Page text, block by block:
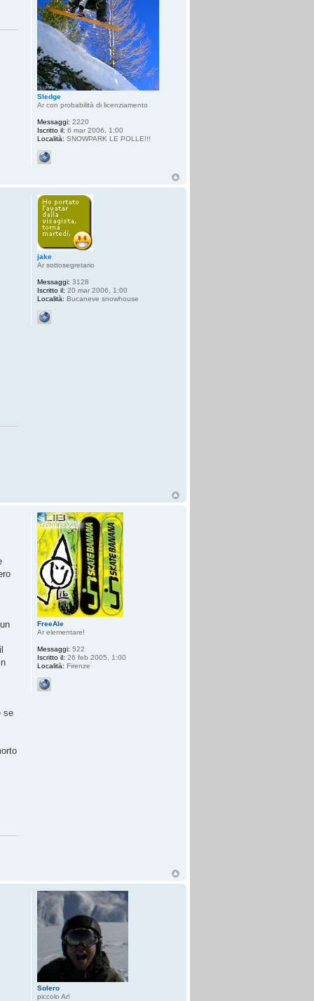
Sledge
Ar con probabilità di licenziamento
Messaggi: 2220
Iscritto il: 6 mar 2006, 1:00
Località: SNOWPARK LE POLLE!!!
jake
Ar sottosegretario
Messaggi: 3128
Iscritto il: 20 mar 2006, 1:00
Località: Bucaneve snowhouse
se
FreeAle
Ar elementare!
Messaggi: 522
Iscritto il: 26 feb 2005, 1:00
Località: Firenze
Solero
piccolo Ar!